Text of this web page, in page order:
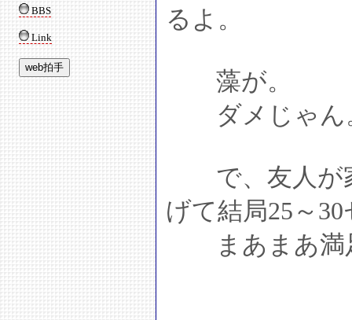
BBS
Link
るよ。
藻が。
ダメじゃん
で、友人が家
げて結局25～
まあまあ満